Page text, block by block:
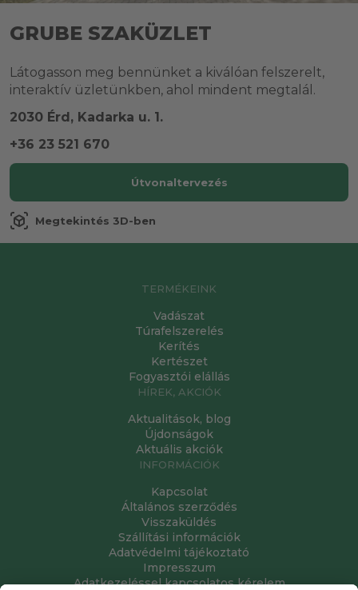
GRUBE SZAKÜZLET
Látogasson meg bennünket a kiválóan felszerelt,
interaktív üzletünkben, ahol mindent megtalál.
2030 Érd, Kadarka u. 1.
+36 23 521 670
Útvonaltervezés
view_in_ar Megtekintés 3D-ben
TERMÉKEINK
Vadászat
Túrafelszerelés
Kerítés
Kertészet
Fogyasztói elállás
HÍREK, AKCIÓK
Aktualitások, blog
Újdonságok
Aktuális akciók
INFORMÁCIÓK
Kapcsolat
Általános szerződés
Visszaküldés
Szállítási információk
Adatvédelmi tájékoztató
Impresszum
Adatkezeléssel kapcsolatos kérelem